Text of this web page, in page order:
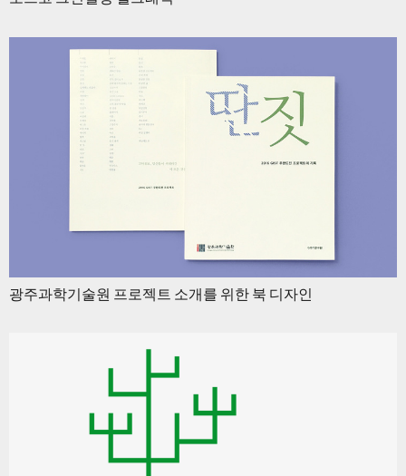
광주과학기술원 프로젝트 소개를 위한 북 디자인